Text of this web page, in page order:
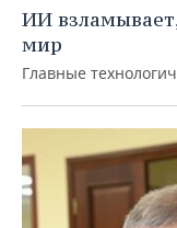
ИИ
мир
Главные